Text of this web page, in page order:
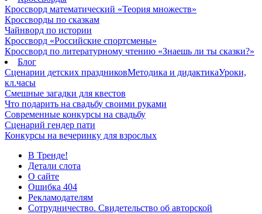
Кроссворд математический «Теория множеств»
Кроссворды по сказкам
Чайнворд по истории
Кроссворд «Российские спортсмены»
Кроссворд по литературному чтению «Знаешь ли ты сказки?»
Блог
Сценарии детских праздниковМетодика и дидактикаУроки,
кл.часы
Смешные загадки для квестов
Что подарить на свадьбу своими руками
Современные конкурсы на свадьбу
Сценарий гендер пати
Конкурсы на вечеринку для взрослых
В Тренде!
Детали слота
О сайте
Ошибка 404
Рекламодателям
Сотрудничество. Свидетельство об авторской